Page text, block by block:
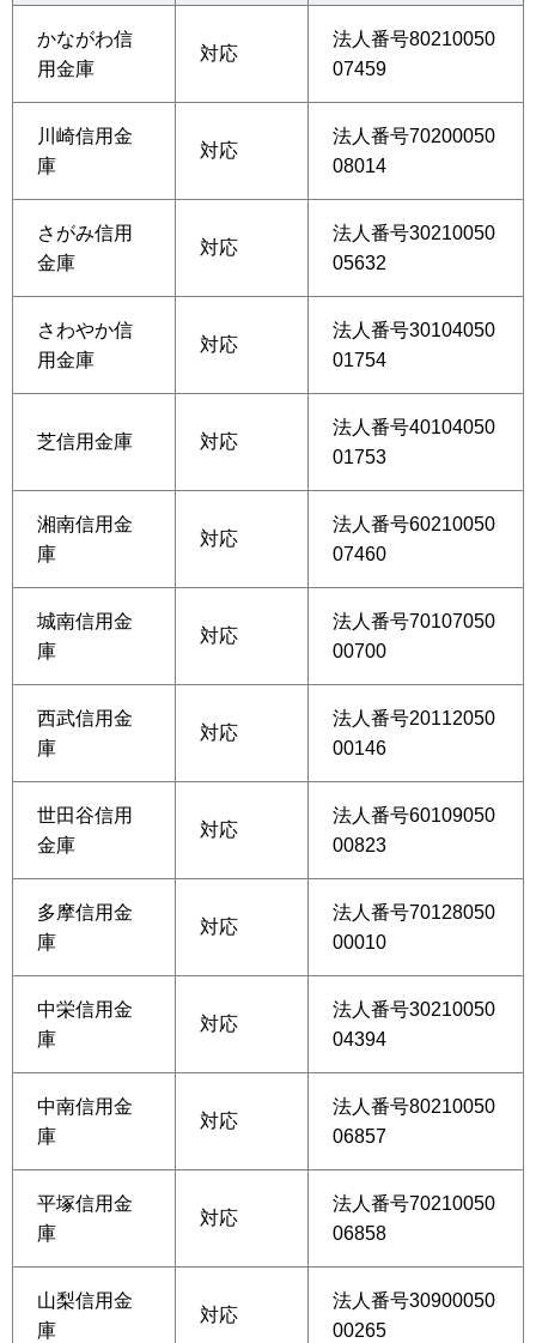
かながわ信
用金庫
対応
法人番号80210050
07459
川崎信用金
庫
対応
法人番号70200050
08014
さがみ信用
金庫
対応
法人番号30210050
05632
さわやか信
用金庫
対応
法人番号30104050
01754
芝信用金庫 対応
法人番号40104050
01753
湘南信用金
庫
対応
法人番号60210050
07460
城南信用金
庫
対応
法人番号70107050
00700
西武信用金
庫
対応
法人番号20112050
00146
世田谷信用
金庫
対応
法人番号60109050
00823
多摩信用金
庫
対応
法人番号70128050
00010
中栄信用金
庫
対応
法人番号30210050
04394
中南信用金
庫
対応
法人番号80210050
06857
平塚信用金
庫
対応
法人番号70210050
06858
山梨信用金
庫
対応
法人番号30900050
00265